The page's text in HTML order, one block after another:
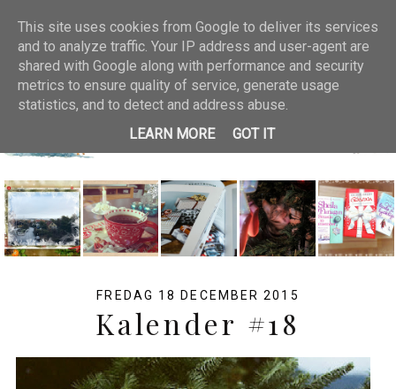
Start Om mig. Jullänkar
Julbloggar jag gillar
FREDAG 18 DECEMBER 2015
Kalender #18
This site uses cookies from Google to deliver its services
and to analyze traffic. Your IP address and user-agent are
shared with Google along with performance and security
metrics to ensure quality of service, generate usage
statistics, and to detect and address abuse.
LEARN MORE
GOT IT